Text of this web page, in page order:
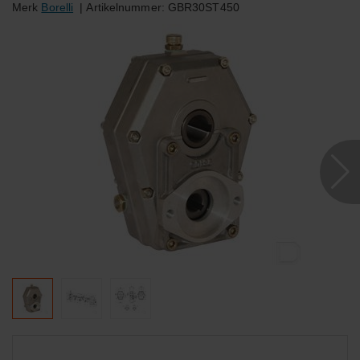
Merk Borelli | Artikelnummer: GBR30ST450